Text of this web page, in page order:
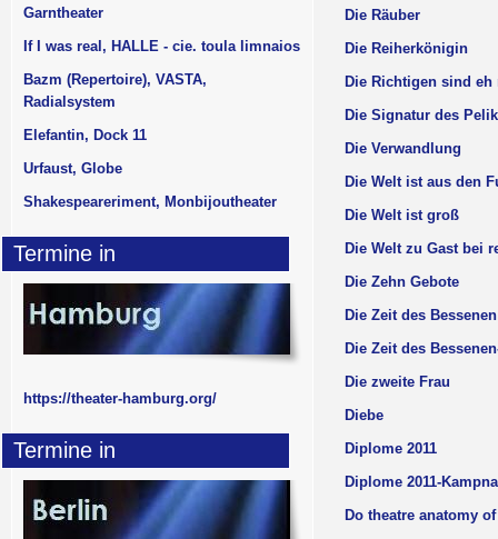
Die Räuber
Die Reiherkönigin
Die Richtigen sind
Die Signatur des
Die Verwandlung
Die Welt ist aus den
Die Welt ist groß
Die Welt zu Gast bei
Die Zehn Gebote
Die Zeit des Bessenen
Die Zeit des
Die zweite Frau
Diebe
Diplome 2011
Diplome 2011-
Do theatre anatomy
Garntheater
If I was real, HALLE - cie. toula limnaios
Bazm (Repertoire), VASTA,
Radialsystem
Elefantin, Dock 11
Urfaust, Globe
Shakespeareriment, Monbijoutheater
Termine in
https://theater-hamburg.org/
Termine in